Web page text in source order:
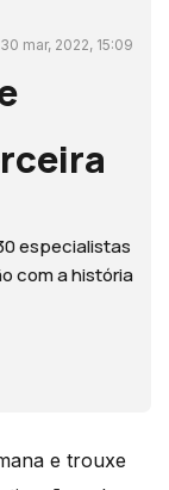
30 mar, 2022, 15:09
especialistas
com a história
e trouxe